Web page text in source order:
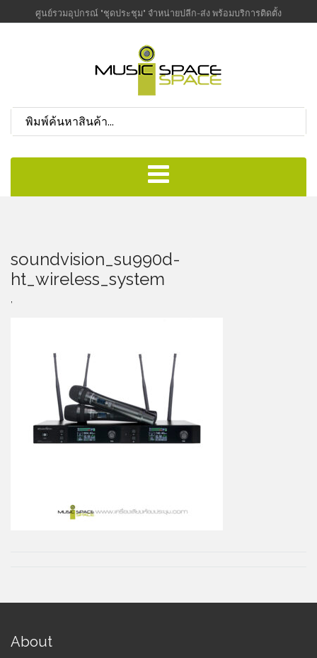
ศูนย์รวมอุปกรณ์ "ชุดประชุม" จำหน่ายปลีก-ส่ง พร้อมบริการติดตั้ง
soundvision_su990d-
ht_wireless_system
About